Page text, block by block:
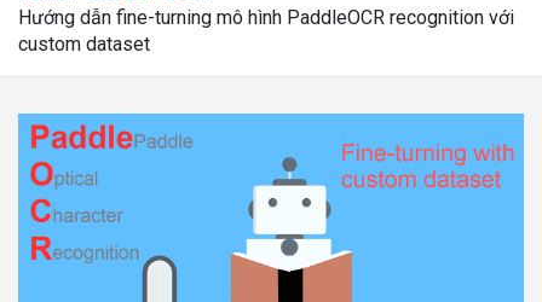
Hướng dẫn fine-turning mô hình PaddleOCR recognition với
custom dataset